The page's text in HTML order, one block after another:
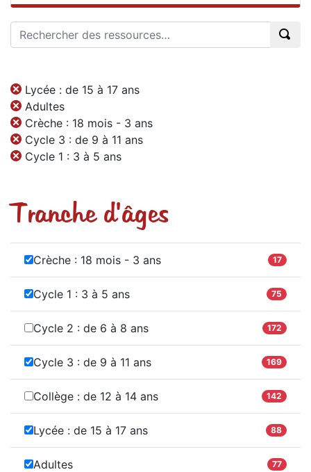
Lycée : de 15 à 17 ans
Adultes
Crèche : 18 mois - 3 ans
Cycle 3 : de 9 à 11 ans
Cycle 1 : 3 à 5 ans
Tranche d'âges
Crèche : 18 mois - 3 ans 17
Cycle 1 : 3 à 5 ans 75
Cycle 2 : de 6 à 8 ans 172
Cycle 3 : de 9 à 11 ans 169
Collège : de 12 à 14 ans 142
Lycée : de 15 à 17 ans 88
Adultes 77